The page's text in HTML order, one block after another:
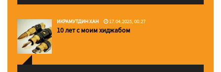
ИКРАМУТДИН ХАН 17.04.2025, 00:27
10 лет с моим хиджабом